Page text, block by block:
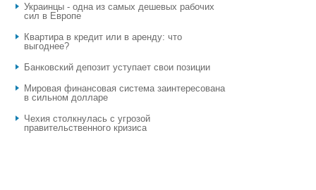
Украинцы - одна из самых дешевых рабочих
сил в Европе
Квартира в кредит или в аренду: что
выгоднее?
​Банковский депозит уступает свои позиции
Мировая финансовая система заинтересована
в сильном долларе
Чехия столкнулась с угрозой
правительственного кризиса